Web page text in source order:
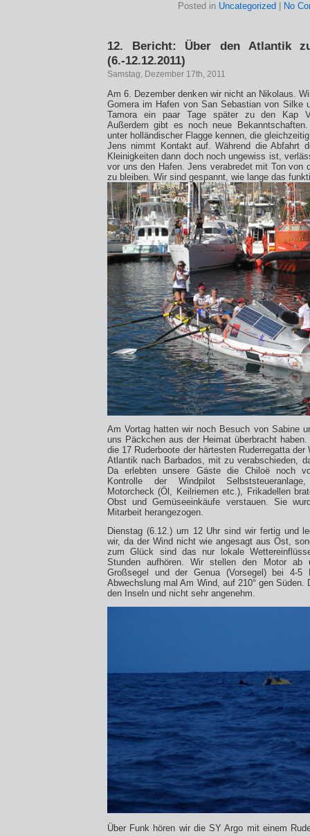
Posted in Uncategorized No
12. Bericht: Über den Atlantik
(6.-12.12.2011)
Samstag, Dezember 17th, 2011
Am 6. Dezember denken wir nicht an Nikolaus.
Gomera im Hafen von San Sebastian von Silke
Tamora ein paar Tage später zu den Kap
Außerdem gibt es noch neue
unter holländischer Flagge kennen, die
Jens nimmt Kontakt auf. Während die Abfahrt
Kleinigkeiten dann doch noch ungewiss ist,
vor uns den Hafen. Jens verabredet mit Ton von
zu bleiben. Wir sind gespannt, wie lange das
Am Vortag hatten wir noch Besuch von Sabine
uns Päckchen aus der Heimat überbracht
die 17 Ruderboote der härtesten Ruderregatta
Atlantik nach Barbados, mit zu verabschieden,
Da erlebten unsere Gäste die Chiloë noch
Kontrolle der Windpilot
Motorcheck (Öl, Keilriemen etc.), Frikadellen
Obst und Gemüseeinkäufe verstauen. Sie
Mitarbeit herangezogen.
Dienstag (6.12.) um 12 Uhr sind wir fertig und
wir, da der Wind nicht wie angesagt aus Ost,
zum Glück sind das nur lokale
Stunden aufhören. Wir stellen den Motor ab
Großsegel und der Genua (Vorsegel) bei 4-5
Abwechslung mal Am Wind, auf 210° gen
den Inseln und nicht sehr angenehm.
Über Funk hören wir die SY Argo mit einem